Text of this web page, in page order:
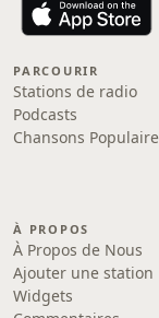
PARCOURIR
Stations de radio
Podcasts
Chansons
À PROPOS
À Propos de Nous
Ajouter une station
Widgets